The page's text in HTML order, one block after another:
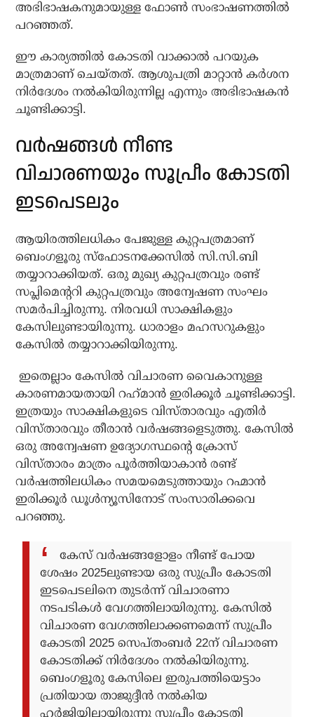
അഭിഭാഷകനുമായുള്ള ഫോൺ സംഭാഷണത്തിൽ
പറഞ്ഞത്.
ഈ കാര്യത്തിൽ കോടതി വാക്കാൽ പറയുക
മാത്രമാണ് ചെയ്തത്. ആശുപത്രി മാറ്റാൻ കർശന
നിർദേശം നൽകിയിരുന്നില്ല എന്നും അഭിഭാഷകൻ
ചൂണ്ടിക്കാട്ടി.
വർഷങ്ങൾ നീണ്ട
വിചാരണയും സൂപ്രീം കോടതി
ഇടപെടലും
ആയിരത്തിലധികം പേജുള്ള കുറ്റപത്രമാണ്
ബെംഗളൂരു സ്ഫോടനക്കേസിൽ സി.സി.ബി
തയ്യാറാക്കിയത്. ഒരു മുഖ്യ കുറ്റപത്രവും രണ്ട്
സപ്ലിമെന്‍ററി കുറ്റപത്രവും അന്വേഷണ സംഘം
സമർപിച്ചിരുന്നു. നിരവധി സാക്ഷികളും
കേസിലുണ്ടായിരുന്നു. ധാരാളം മഹസറുകളും
കേസിൽ തയ്യാറാക്കിയിരുന്നു.
ഇതെല്ലാം കേസിൽ വിചാരണ വൈകാനുള്ള
കാരണമായതായി റഹ്‌മാന്‍ ഇരിക്കൂര്‍ ചൂണ്ടിക്കാട്ടി.
ഇത്രയും സാക്ഷികളുടെ വിസ്താരവും എതിർ
വിസ്താരവും തീരാൻ വർഷങ്ങളെടുത്തു. കേസിൽ
ഒരു അന്വേഷണ ഉദ്യോഗസ്ഥന്റെ ക്രോസ്
വിസ്താരം മാത്രം പൂർത്തിയാകാൻ രണ്ട്
വർഷത്തിലധികം സമയമെടുത്തായും റഹ്മാൻ
ഇരിക്കൂർ ഡൂൾന്യൂസിനോട് സംസാരിക്കവെ
പറഞ്ഞു.
കേസ് വർഷങ്ങളോളം നീണ്ട് പോയ
ശേഷം 2025ലുണ്ടായ ഒരു സുപ്രീം കോടതി
ഇടപെടലിനെ തുടർന്ന് വിചാരണാ
നടപടികൾ വേഗത്തിലായിരുന്നു. കേസിൽ
വിചാരണ വേഗത്തിലാക്കണമെന്ന്‌ സുപ്രീം
കോടതി 2025 സെപ്തംബർ 22ന് വിചാരണ
കോടതിക്ക് നിർദേശം നൽകിയിരുന്നു.
ബെംഗളൂരു കേസിലെ ഇരുപത്തിയെട്ടാം
പ്രതിയായ താജുദ്ദീൻ നൽകിയ
ഹർജിയിലായിരുന്നു സുപ്രീം കോടതി